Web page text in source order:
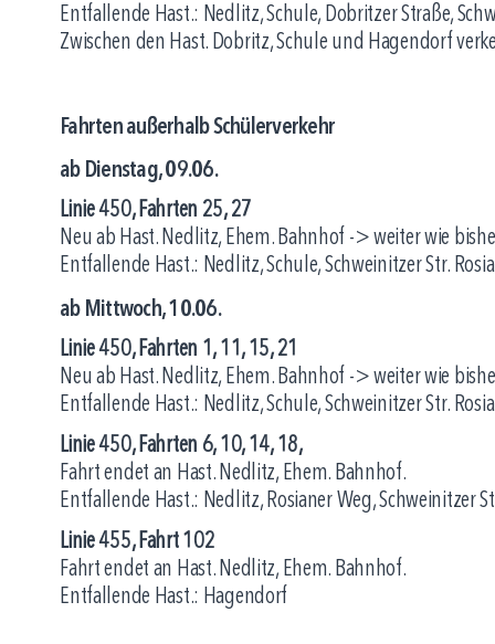
Entfallende Hast.: Nedlitz, Schule, Dobritzer Straße,
Zwischen den Hast. Dobritz, Schule und Hagendorf
Fahrten außerhalb Schülerverkehr
ab Dienstag, 09.06.
Linie 450, Fahrten 25, 27
Neu ab Hast. Nedlitz, Ehem. Bahnhof -> weiter wie
Entfallende Hast.: Nedlitz, Schule, Schweinitzer Str.
ab Mittwoch, 10.06.
Linie 450, Fahrten 1, 11, 15, 21
Neu ab Hast. Nedlitz, Ehem. Bahnhof -> weiter wie
Entfallende Hast.: Nedlitz, Schule, Schweinitzer Str.
Linie 450, Fahrten 6, 10, 14, 18,
Fahrt endet an Hast. Nedlitz, Ehem. Bahnhof.
Entfallende Hast.: Nedlitz, Rosianer Weg, Schweinitzer
Linie 455, Fahrt 102
Fahrt endet an Hast. Nedlitz, Ehem. Bahnhof.
Entfallende Hast.: Hagendorf